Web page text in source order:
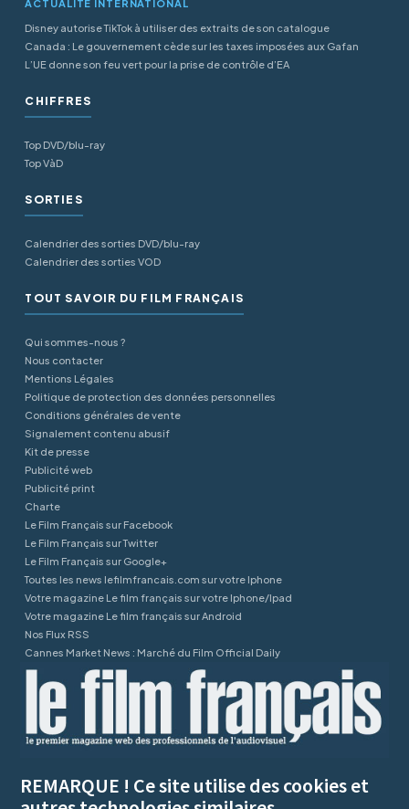
ACTUALITÉ INTERNATIONAL
Disney autorise TikTok à utiliser des extraits de son catalogue
Canada : Le gouvernement cède sur les taxes imposées aux Gafan
L’UE donne son feu vert pour la prise de contrôle d’EA
CHIFFRES
Top DVD/blu-ray
Top VàD
SORTIES
Calendrier des sorties DVD/blu-ray
Calendrier des sorties VOD
TOUT SAVOIR DU FILM FRANÇAIS
Qui sommes-nous ?
Nous contacter
Mentions Légales
Politique de protection des données personnelles
Conditions générales de vente
Signalement contenu abusif
Kit de presse
Publicité web
Publicité print
Charte
Le Film Français sur Facebook
Le Film Français sur Twitter
Le Film Français sur Google+
Toutes les news lefilmfrancais.com sur votre Iphone
Votre magazine Le film français sur votre Iphone/Ipad
Votre magazine Le film français sur Android
Nos Flux RSS
Cannes Market News : Marché du Film Official Daily
REMARQUE ! Ce site utilise des cookies et